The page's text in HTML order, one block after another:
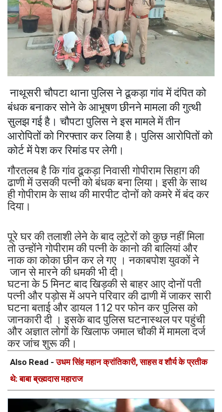
नाथूसरी चौपटा थाना पुलिस ने ढूकड़ा गांव में दंपित को
बंधक बनाकर सोने के आभूषण छीनने मामला की गुत्थी
सुलझ गई है। चौपटा पुलिस ने इस मामले में तीन
आरोपितों को गिरफ्तार कर लिया है। पुलिस आरोपितों को
कोर्ट में पेश कर रिमांड पर लेगी।
गौरतलब है कि गांव ढूकड़ा निवासी गोपीराम सिहाग की
ढाणी में उसकी पत्नी को बंधक बना लिया। इसी के साथ
ही गोपीराम के साथ की मारपीट दोनों को कमरे में बंद कर
दिया।
पूरे घर की तलाशी लेने के बाद लूटेरों को कुछ नहीं मिला
तो उन्होंने गोपीराम की पत्नी के कानो की बालियां और
नाक का कोका छीन कर ले गए । नकाबपोश युवकों ने
जान से मारने की धमकी भी दी।
घटना के 5 मिनट बाद खिड़की से बाहर आए दोनों पती
पत्नी और पड़ोस में अपने परिवार की ढाणी में जाकर सारी
घटना बताई और डायल 112 पर फोन कर पुलिस को
जानकारी दी । इसके बाद पुलिस घटनास्थल पर पहुंची
और अज्ञात लोगों के खिलाफ जमाल चौकी में मामला दर्ज
कर जांच शुरू की।
Also Read -उधम सिंह महान क्रांतिकारी, साहस व शौर्य के प्रतीक
थे: बाबा ब्रह्मदास महाराज